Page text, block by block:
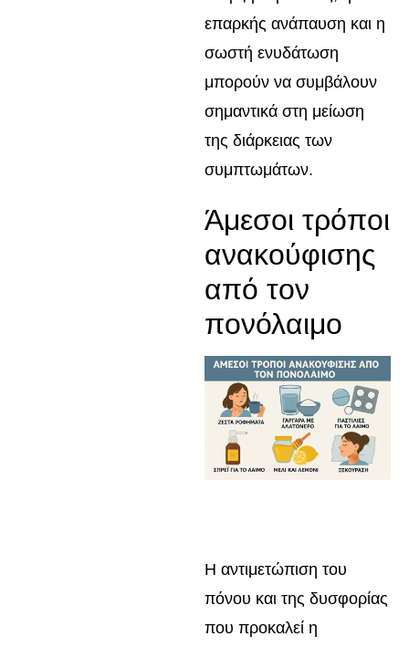
επαρκής ανάπαυση και η
σωστή ενυδάτωση
μπορούν να συμβάλουν
σημαντικά στη μείωση
της διάρκειας των
συμπτωμάτων.
Άμεσοι τρόποι
ανακούφισης
από τον
πονόλαιμο
Η αντιμετώπιση του
πόνου και της δυσφορίας
που προκαλεί η